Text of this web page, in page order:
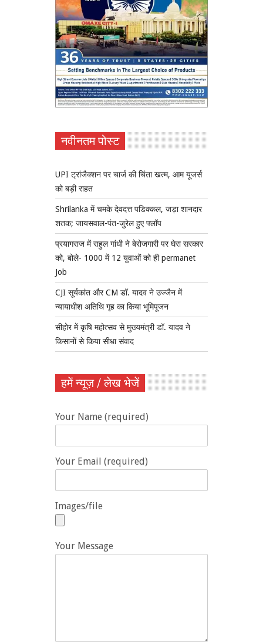
नवीनतम पोस्ट
UPI ट्रांजैक्शन पर चार्ज की चिंता खत्म, आम यूजर्स
को बड़ी राहत
Shrilanka में चमके देवदत्त पडिक्कल, जड़ा शानदार
शतक; जायसवाल-पंत-जुरेल हुए फ्लॉप
प्रयागराज में राहुल गांधी ने बेरोजगारी पर घेरा सरकार
को, बोले- 1000 में 12 युवाओं को ही permanet
Job
CJI सूर्यकांत और CM डॉ. यादव ने उज्जैन में
न्यायाधीश अतिथि गृह का किया भूमिपूजन
सीहोर में कृषि महोत्सव से मुख्यमंत्री डॉ. यादव ने
किसानों से किया सीधा संवाद
हमें न्यूज़ / लेख भेजें
Your Name (required)
Your Email (required)
Images/file
Your Message